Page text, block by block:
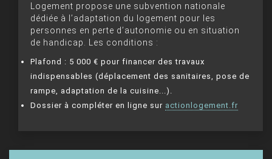
Logement propose une subvention nationale
dédiée à l’adaptation du logement pour les
personnes en perte d’autonomie ou en situation
de handicap. Les conditions :
Plafond : 5 000 € pour financer des travaux
indispensables (déplacement des sanitaires, pose de
rampe, adaptation de la cuisine...).
Dossier à compléter en ligne sur actionlogement.fr